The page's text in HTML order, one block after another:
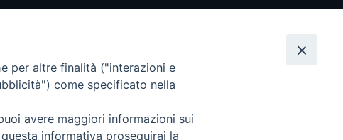
per altre finalità ("interazioni e
come specificato nella
avere maggiori informazioni sui
informativa proseguirai la